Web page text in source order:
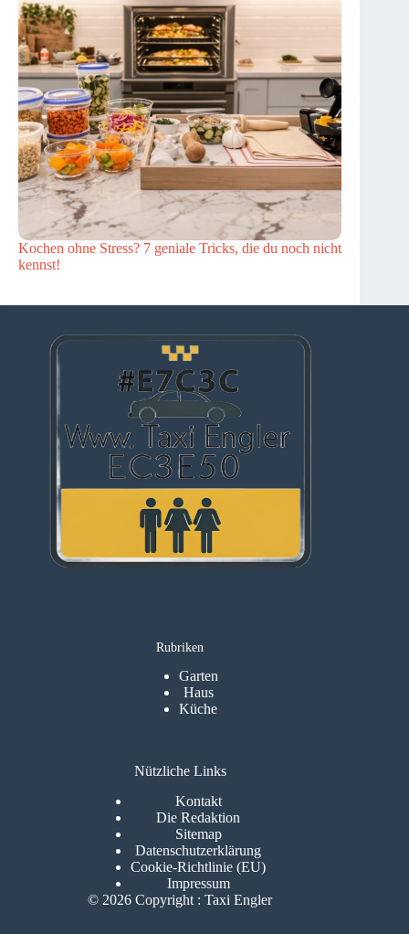
Kochen ohne Stress? 7 geniale Tricks, die du noch nicht
kennst!
Rubriken
Garten
Haus
Küche
Nützliche Links
Kontakt
Die Redaktion
Sitemap
Datenschutzerklärung
Cookie-Richtlinie (EU)
Impressum
© 2026 Copyright : Taxi Engler